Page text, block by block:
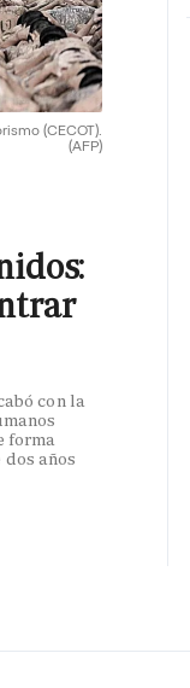
(CECOT).
(AFP)
con la
forma
años